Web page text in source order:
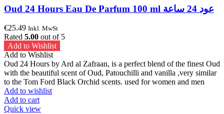
Oud 24 Hours Eau De Parfum 100 ml عود 24 ساعة
€25.49 Inkl. MwSt
Rated 5.00 out of 5
Add to Wishlist
Add to Wishlist
Oud 24 Hours by Ard al Zafraan, is a perfect blend of the finest Oud
with the beautiful scent of Oud, Patouchilli and vanilla ,very similar
to the Tom Ford Black Orchid scents. used for women and men
Add to wishlist
Add to cart
Quick view